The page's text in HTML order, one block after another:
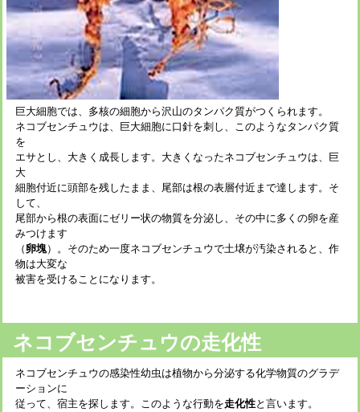
巨大細胞では、多核の細胞から沢山のタンパク質がつくられます。
ネコブセンチュウは、巨大細胞に口針を刺し、このようなタンパク質
を
エサとし、大きく成長します。大きくなったネコブセンチュウは、巨
大
細胞付近に頭部を残したまま、尾部は根の表層付近まで達します。そ
して、
尾部から根の表面にゼリー状の物質を分泌し、その中に多くの卵を産
みつけます
（ 卵塊）。そのため一度ネコブセンチュウで土壌が汚染されると、作
物は大変な
被害を受けることになります。
ネコブセンチュウの走化性
ネコブセンチュウの感染性幼虫は植物から分泌する化学物質のグラデ
ーションに
従って、宿主を探します。このような行動を走化性と言います。